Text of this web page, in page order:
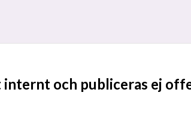
internt och publiceras ej